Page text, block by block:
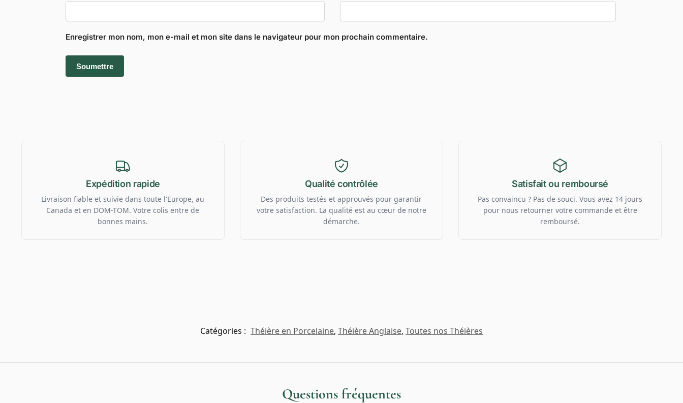
Enregistrer mon nom, mon e-mail et mon site dans le navigateur pour mon prochain commentaire.
Expédition rapide
Livraison fiable et suivie dans toute l'Europe, au
Canada et en DOM-TOM. Votre colis entre de
bonnes mains.
Qualité contrôlée
Des produits testés et approuvés pour garantir
votre satisfaction. La qualité est au cœur de notre
démarche.
Satisfait ou remboursé
Pas convaincu ? Pas de souci. Vous avez 14 jours
pour nous retourner votre commande et être
remboursé.
Catégories : Théière en Porcelaine, Théière Anglaise, Toutes nos Théières
Questions fréquentes